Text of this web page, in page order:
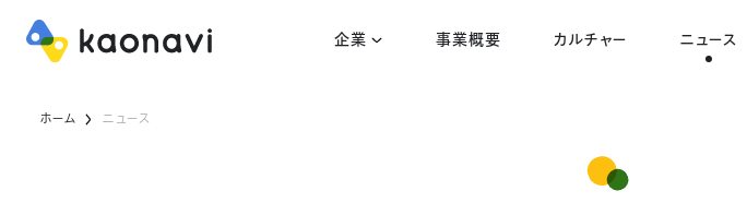
企業 事業概要 カルチャー ニュース
ホーム ニュース